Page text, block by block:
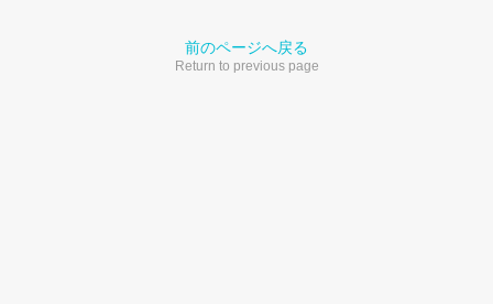
前のページへ戻る
Return to previous page